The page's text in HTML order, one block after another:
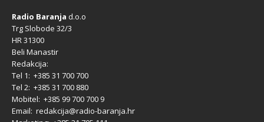
Radio Baranja d.o.o
Trg Slobode 32/3
HR 31300
Beli Manastir
Redakcija:
Tel 1: +385 31 700 700
Tel 2: +385 31 700 880
Mobitel: +385 99 700 700 9
Email: redakcija@radio-baranja.hr